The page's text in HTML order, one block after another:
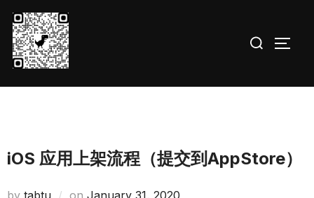
Skip
content
for:
iOS 应用上架流程（提交到AppStore）
by tabtu on Posted
January 31, 2020